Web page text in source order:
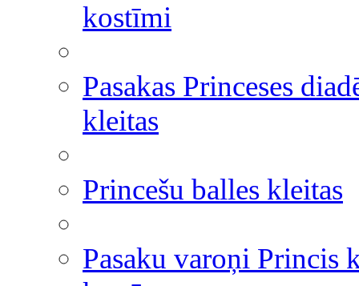
kostīmi
Pasakas Princeses
kleitas
Princešu balles kleitas
Pasaku varoņi Princis